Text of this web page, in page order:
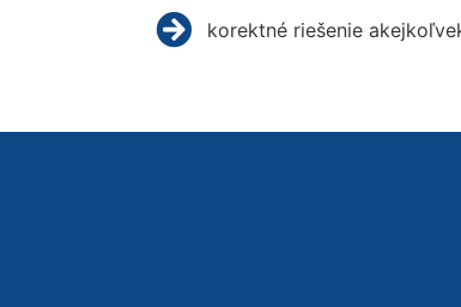
korektné riešenie